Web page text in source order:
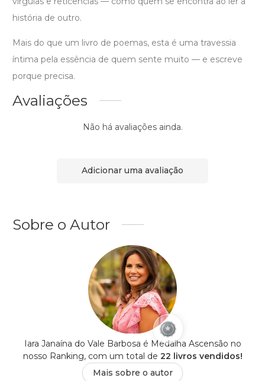
história de outro.
Mais do que um livro de poemas, esta é uma travessia
íntima pela essência de quem sente muito — e escreve
porque precisa.
Avaliações
Não há avaliações ainda.
Adicionar uma avaliação
Sobre o Autor
Iara Janaína do Vale Barbosa é Medalha Ascensão no
nosso Ranking, com um total de 22 livros vendidos!
Mais sobre o autor